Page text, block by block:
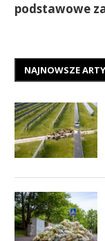
podstawowe
NAJNOWSZE